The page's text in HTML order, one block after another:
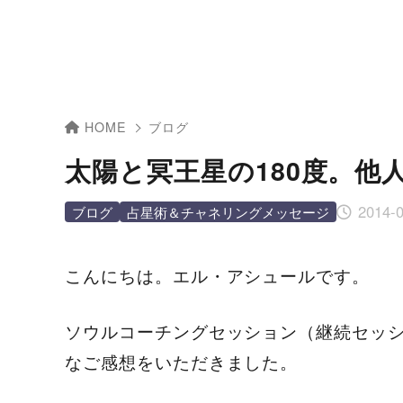
HOME ブログ
太陽と冥王星の180度。他
2014-
ブログ 占星術＆チャネリングメッセージ
こんにちは。エル・アシュールです。
ソウルコーチングセッション（継続セッ
なご感想をいただきました。